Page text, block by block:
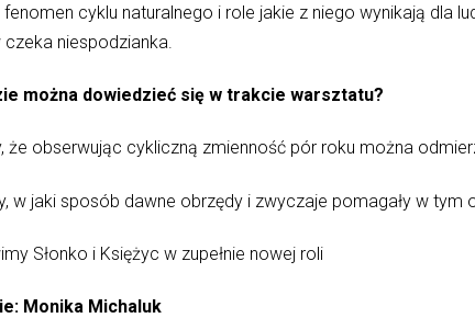
cyklu naturalnego i role jakie z niego wynikają dla
niespodzianka.
można dowiedzieć się w trakcie warsztatu?
że obserwując cykliczną zmienność pór roku można
w jaki sposób dawne obrzędy i zwyczaje pomagały w tym
Słonko i Księżyc w zupełnie nowej roli
Monika Michaluk